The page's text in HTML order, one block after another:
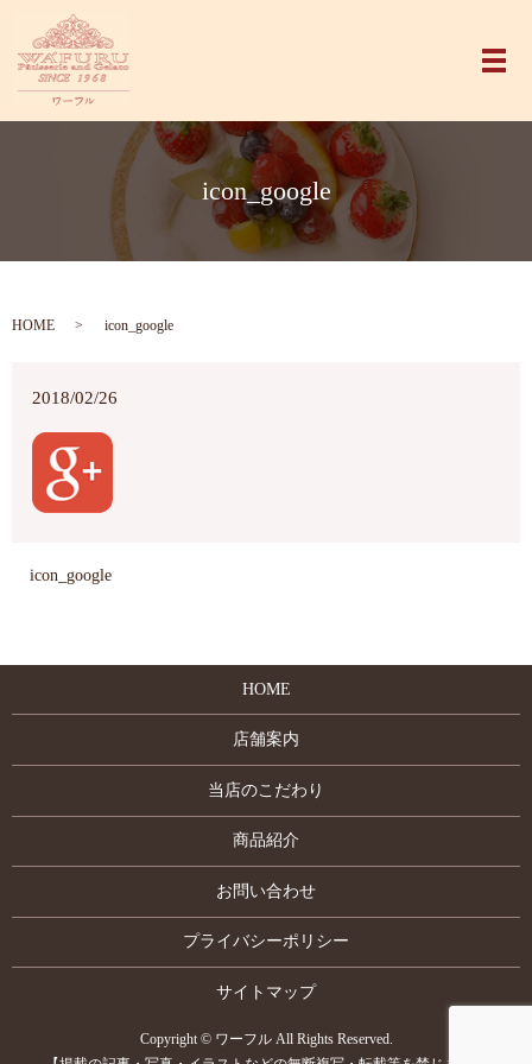
メ
icon_google
HOME icon_google
2018/02/26
icon_google
HOME
店舗案内
当店のこだわり
商品紹介
お問い合わせ
プライバシーポリシー
サイトマップ
Copyright © ワーフル All Rights Reserved.